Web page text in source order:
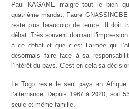
Paul KAGAME malgré tout le bien
quatrième mandat, Faure
reste plus beaucoup de temps. Il doit
débat. Très souvent donnant
à ce débat et que c’est l’armée qui
désormais faire face à sa
l’intérêt du pays. C’est en cela sa
Le Togo reste le seul pays en Afrique
l’alternance. Depuis 1967 à 2020, soit
seule et même famille.